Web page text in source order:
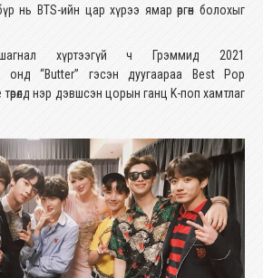
нь ВTS-ийн цар хүрээ ямар өргөн болохыг
хүртээгүй ч Грэммид 2021
онд “Butter” гэсэн дуугаараа Best Pop
нэр дэвшсэн цорын ганц K-поп хамтлаг